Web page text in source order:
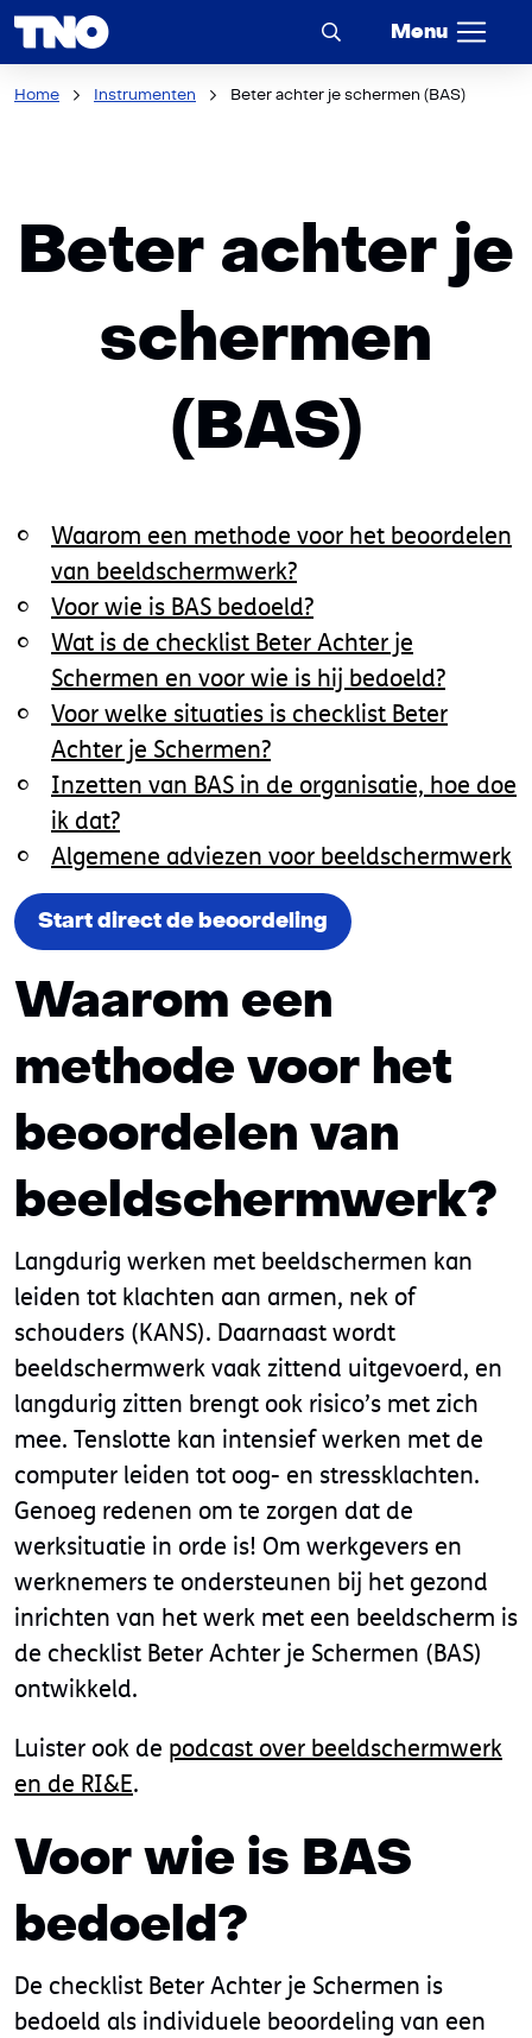
Menu
Home Instrumenten Beter achter je schermen (BAS)
Beter achter je
schermen
(BAS)
Waarom een methode voor het beoordelen
van beeldschermwerk?
Voor wie is BAS bedoeld?
Wat is de checklist Beter Achter je
Schermen en voor wie is hij bedoeld?
Voor welke situaties is checklist Beter
Achter je Schermen?
Inzetten van BAS in de organisatie, hoe doe
ik dat?
Algemene adviezen voor beeldschermwerk
Start direct de beoordeling
Waarom een
methode voor het
beoordelen van
beeldschermwerk?
Langdurig werken met beeldschermen kan
leiden tot klachten aan armen, nek of
schouders (KANS). Daarnaast wordt
beeldschermwerk vaak zittend uitgevoerd, en
langdurig zitten brengt ook risico’s met zich
mee. Tenslotte kan intensief werken met de
computer leiden tot oog- en stressklachten.
Genoeg redenen om te zorgen dat de
werksituatie in orde is! Om werkgevers en
werknemers te ondersteunen bij het gezond
inrichten van het werk met een beeldscherm is
de checklist Beter Achter je Schermen (BAS)
ontwikkeld.
Luister ook de podcast over beeldschermwerk
en de RI&E.
Voor wie is BAS
bedoeld?
De checklist Beter Achter je Schermen is
bedoeld als individuele beoordeling van een